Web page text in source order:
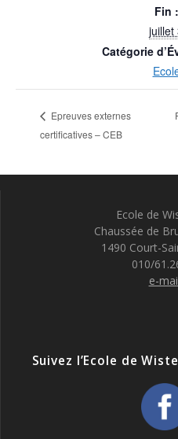
Fin :
juillet
Catégorie
Epreuves externes
certificatives – CEB
Ecole de
Chaussée de
1490 Court-
010/
e-
Suivez l’Ecole de